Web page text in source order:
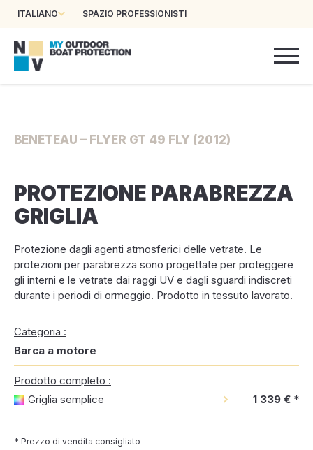
ITALIANO SPAZIO PROFESSIONISTI
BENETEAU – FLYER GT 49 FLY (2012)
PROTEZIONE PARABREZZA
GRIGLIA
Protezione dagli agenti atmosferici delle vetrate. Le
protezioni per parabrezza sono progettate per proteggere
gli interni e le vetrate dai raggi UV e dagli sguardi indiscreti
durante i periodi di ormeggio. Prodotto in tessuto lavorato.
Categoria :
Barca a motore
Prodotto completo :
Griglia semplice
1 339 € *
* Prezzo di vendita consigliato